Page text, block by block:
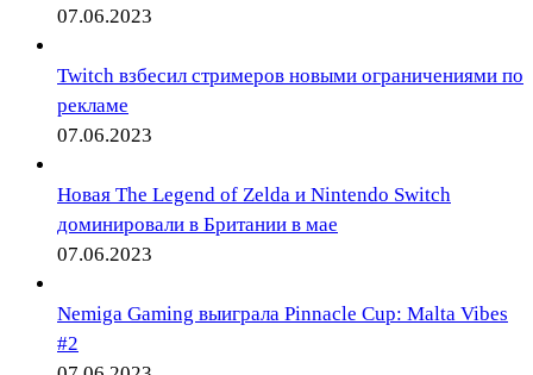
07.06.2023
Twitch взбесил стримеров новыми ограничениями по
рекламе
07.06.2023
Новая The Legend of Zelda и Nintendo Switch
доминировали в Британии в мае
07.06.2023
Nemiga Gaming выиграла Pinnacle Cup: Malta Vibes
#2